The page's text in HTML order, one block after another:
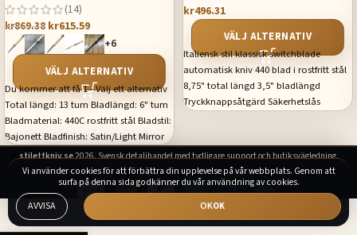
(14)
kr869.38 kr615.59
+6
VÄLJ ALTERNATIV
Du kommer att få 1 - Välj ett alternativ
Total längd: 13 tum Bladlängd: 6" tum
Bladmaterial: 440C rostfritt stål Bladstil:
Bajonett Bladfinish: Satin/Light Mirror
Inkluderar nylonslida med bältesögla
pärlemor
kr496.31
VÄLJ ALTERNATIV
Italiensk stil klassisk switchblade
automatisk kniv 440 blad i rostfritt stål
8,75" total längd 3,5" bladlängd
Tryckknappsåtgärd Säkerhetslås
stilettkniv.se2026. Svensk detaljhandel med tydligare support och butiksvägledning.
Vi använder cookies för att förbättra din upplevelse på vår webbplats. Genom att
surfa på denna sida godkänner du vår användning av cookies.
AVVISA
OK